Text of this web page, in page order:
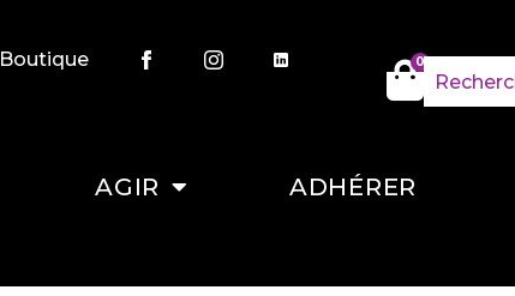
Boutique 0
AGIR ADHÉRER